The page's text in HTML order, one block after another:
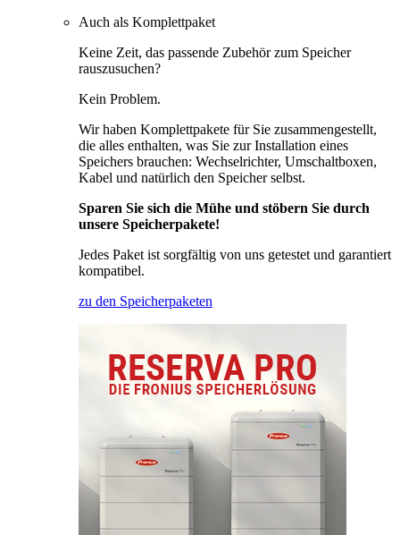
Auch als Komplettpaket
Keine Zeit, das passende Zubehör zum Speicher
rauszusuchen?
Kein Problem.
Wir haben Komplettpakete für Sie zusammengestellt,
die alles enthalten, was Sie zur Installation eines
Speichers brauchen: Wechselrichter, Umschaltboxen,
Kabel und natürlich den Speicher selbst.
Sparen Sie sich die Mühe und stöbern Sie durch
unsere Speicherpakete!
Jedes Paket ist sorgfältig von uns getestet und garantiert
kompatibel.
zu den Speicherpaketen